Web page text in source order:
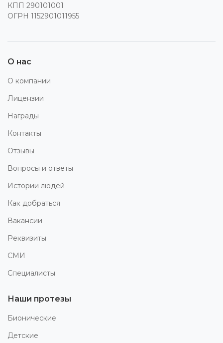
КПП 290101001
ОГРН 1152901011955
О нас
О компании
Лицензии
Награды
Контакты
Отзывы
Вопросы и ответы
Истории людей
Как добраться
Вакансии
Реквизиты
СМИ
Специалисты
Наши протезы
Бионические
Детские